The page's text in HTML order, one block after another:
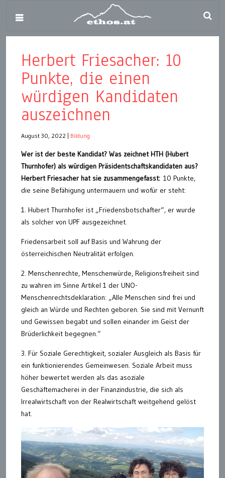
Herbert Friesacher: 10
Punkte, die einen
würdigen Kandidaten
auszeichnen
August 30, 2022 Bildung
Wer ist der beste Kandidat? Was zeichnet HTH (Hubert
Thurnhofer) als würdigen Präsidentschaftskandidaten aus?
Herbert Friesacher hat sie zusammengefasst: 10 Punkte,
die seine Befähigung untermauern und wofür er steht:
1. Hubert Thurnhofer ist „Friedensbotschafter“, er wurde
als solcher von UPF ausgezeichnet.
Friedensarbeit soll auf Basis und Wahrung der
österreichischen Neutralität erfolgen.
2. Menschenrechte, Menschenwürde, Religionsfreiheit sind
zu wahren im Sinne Artikel 1 der UNO-
Menschenrechtsdeklaration: „Alle Menschen sind frei und
gleich an Würde und Rechten geboren. Sie sind mit Vernunft
und Gewissen begabt und sollen einander im Geist der
Brüderlichkeit begegnen.“
3. Für Soziale Gerechtigkeit, sozialer Ausgleich als Basis für
ein funktionierendes Gemeinwesen. Soziale Arbeit muss
höher bewertet werden als das asoziale
Geschäftemacherei in der Finanzindustrie, die sich als
Irrealwirtschaft von der Realwirtschaft weitgehend gelöst
hat.